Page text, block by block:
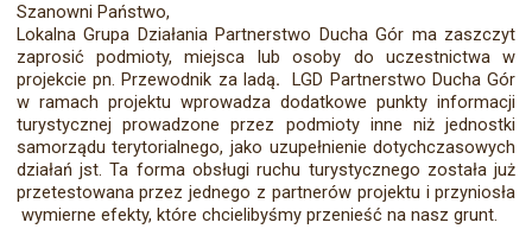
Szanowni Państwo,
Lokalna Grupa Działania Partnerstwo Ducha Gór ma zaszczyt
zaprosić podmioty, miejsca lub osoby do uczestnictwa w
projekcie pn. Przewodnik za ladą. LGD Partnerstwo Ducha Gór
w ramach projektu wprowadza dodatkowe punkty informacji
turystycznej prowadzone przez podmioty inne niż jednostki
samorządu terytorialnego, jako uzupełnienie dotychczasowych
działań jst. Ta forma obsługi ruchu turystycznego została już
przetestowana przez jednego z partnerów projektu i przyniosła
wymierne efekty, które chcielibyśmy przenieść na nasz grunt.